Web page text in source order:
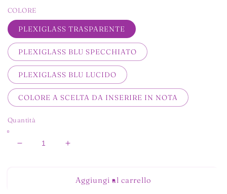
COLORE
PLEXIGLASS TRASPARENTE
PLEXIGLASS BLU SPECCHIATO
PLEXIGLASS BLU LUCIDO
COLORE A SCELTA DA INSERIRE IN NOTA
Quantità
Diminuisci
Aumenta
SFERA
Aggiungi al carrello